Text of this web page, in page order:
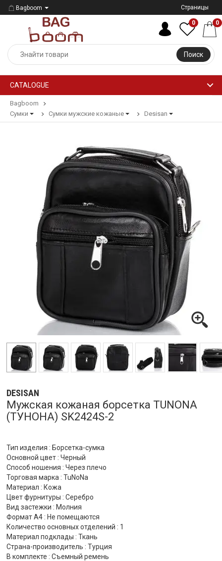
Bagboom Страницы
Поиск
0 0
CATALOGUE
Bagboom
Сумки
Сумки мужские кожаные Desisan
DESISAN
Мужская кожаная борсетка TUNONA
(ТУНОНА) SK2424S-2
Тип изделия : Борсетка-сумка
Основной цвет : Черный
Способ ношения : Через плечо
Торговая марка : TuNoNа
Материал : Кожа
Цвет фурнитуры : Серебро
Вид застежки : Молния
Формат А4 : Не помещаются
Количество основных отделений : 1
Материал подклады : Ткань
Страна-производитель : Турция
В комплекте : Съемный ремень